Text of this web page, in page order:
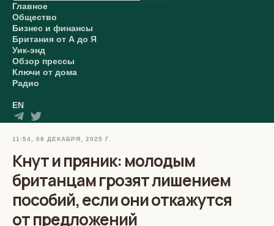
Главное
Общество
Бизнес и финансы
Британия от А до Я
Уик-энд
Обзор прессы
Ключи от дома
Радио
EN
11:54, 08 ДЕКАБРЯ, 2025 Г.
Кнут и пряник: молодым
британцам грозят лишением
пособий, если они откажутся
от предложений